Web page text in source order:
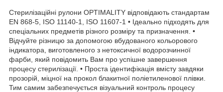
Стерилізаційні рулони OPTIMALITY відповідають стандартам
EN 868-5, ISO 11140-1, ISO 11607-1 • Ідеально підходять для
спеціальних предметів різного розміру та призначення. •
Відчуйте різницю за допомогою вбудованого кольорового
індикатора, виготовленого з нетоксичної водорозчинної
фарби, який повідомить Вам про успішне завершення
процесу стерилізації. • Проста ідентифікація вмісту завдяки
прозорій, міцної на прокол блакитної поліетиленової плівки.
Тим самим забезпечується візуальний контроль процесу